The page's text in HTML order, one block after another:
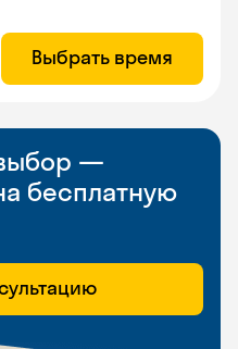
Выбрать время
—
бесплатную